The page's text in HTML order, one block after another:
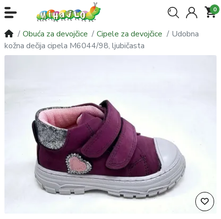
0
Obuća za devojčice Cipele za devojčice
Udobna
kožna dečija cipela M6044/98, ljubičasta